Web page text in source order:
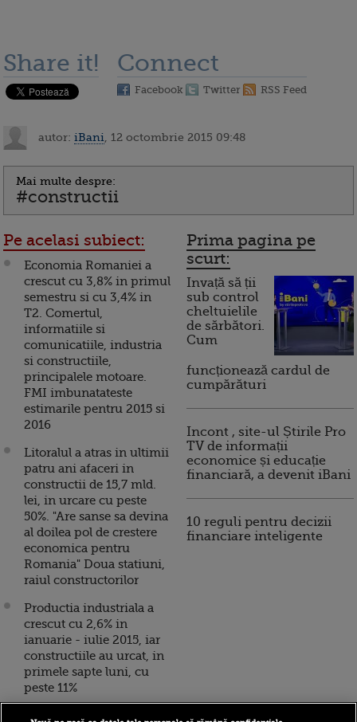
Share it! Connect
Facebook Twitter RSS Feed
autor: iBani , 12 octombrie 2015 09:48
Mai multe despre:
#constructii
Pe acelasi subiect:
Economia Romaniei a
crescut cu 3,8% in primul
semestru si cu 3,4% in
T2. Comertul,
informatiile si
comunicatiile, industria
si constructiile,
principalele motoare.
FMI imbunatateste
estimarile pentru 2015 si
2016
Litoralul a atras in ultimii
patru ani afaceri in
constructii de 15,7 mld.
lei, in urcare cu peste
50%. "Are sanse sa devina
al doilea pol de crestere
economica pentru
Romania" Doua statiuni,
raiul constructorilor
Productia industriala a
crescut cu 2,6% in
ianuarie - iulie 2015, iar
constructiile au urcat, in
primele sapte luni, cu
peste 11%
Romania, cea mai mare
Prima pagina pe
scurt:
Invață să ții
sub control
cheltuielile
de sărbători.
Cum
funcționează cardul de
cumpărături
Incont , site-ul Știrile Pro
TV de informații
economice și educație
financiară, a devenit iBani
10 reguli pentru decizii
financiare inteligente